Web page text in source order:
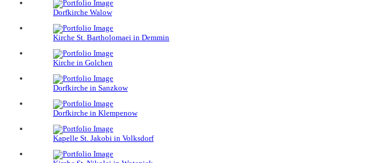
Dorfkirche Walow
Kirche St. Bartholomaei in Demmin
Kirche in Golchen
Dorfkirche in Sanzkow
Dorfkirche in Klempenow
Kapelle St. Jakobi in Volksdorf